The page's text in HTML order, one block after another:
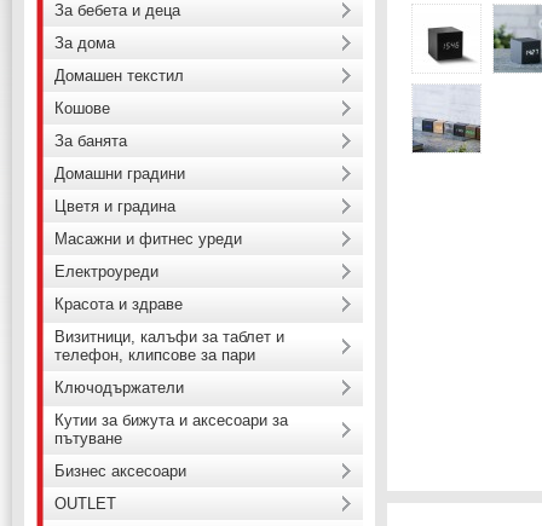
За бебета и деца
За дома
Домашен текстил
Кошове
За банята
Домашни градини
Цветя и градина
Масажни и фитнес уреди
Електроуреди
Красота и здраве
Визитници, калъфи за таблет и
телефон, клипсове за пари
Ключодържатели
Кутии за бижута и аксесоари за
пътуване
Бизнес аксесоари
OUTLET